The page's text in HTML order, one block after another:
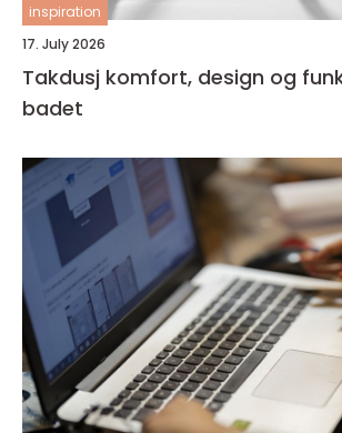
inspiration
17. July 2026
Takdusj komfort, design og funksjon på
badet